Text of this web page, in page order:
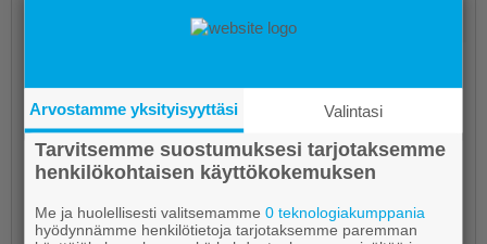
Arvostamme yksityisyyttäsi Valintasi
Tarvitsemme suostumuksesi tarjotaksemme
henkilökohtaisen käyttökokemuksen
Me ja huolellisesti valitsemamme0 teknologiakumppania
hyödynnämme henkilötietoja tarjotaksemme paremman